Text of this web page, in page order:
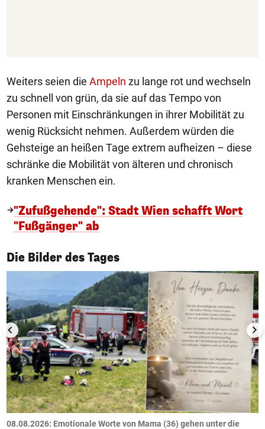
Weiters seien die Ampeln zu lange rot und wechseln
zu schnell von grün, da sie auf das Tempo von
Personen mit Einschränkungen in ihrer Mobilität zu
wenig Rücksicht nehmen. Außerdem würden die
Gehsteige an heißen Tage extrem aufheizen – diese
schränke die Mobilität von älteren und chronisch
kranken Menschen ein.
"Zufußgehende": Stadt Wien schafft Wort
"Fußgänger" ab
Die Bilder des Tages
1/50
08.08.2026: Emotionale Worte von Mama (36) gehen unter die